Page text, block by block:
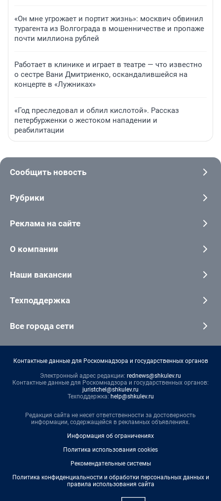
«Он мне угрожает и портит жизнь»: москвич обвинил
турагента из Волгограда в мошенничестве и пропаже
почти миллиона рублей
Работает в клинике и играет в театре — что известно
о сестре Вани Дмитриенко, оскандалившейся на
концерте в «Лужниках»
«Год преследовал и облил кислотой». Рассказ
петербурженки о жестоком нападении и
реабилитации
Сообщить новость
Рубрики
Реклама на сайте
О компании
Наши вакансии
Техподдержка
Все города сети
Контактные данные для Роскомнадзора и государственных органов
Электронный адрес редакции: rednews@shkulev.ru
Контактные данные для Роскомнадзора и государственных органов:
juristchel@shkulev.ru
Техподдержка: help@shkulev.ru
Редакция сайта не несет ответственности за достоверность
информации, содержащейся в рекламных объявлениях.
Информация об ограничениях
Политика использования cookies
Рекомендательные системы
Политика конфиденциальности и обработки персональных данных и
правила использования сайта